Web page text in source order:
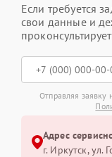
Если требуется
свои данные и
Отправляя заявку
Адрес
г. Иркутск, ул.